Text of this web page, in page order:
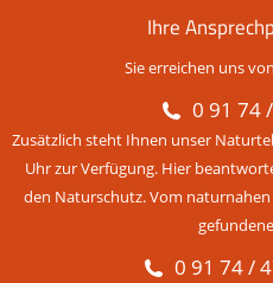
Ihre
Sie erreichen uns
0 91 74
Zusätzlich steht Ihnen unser
Uhr zur Verfügung. Hier
den Naturschutz. Vom
0 91 74 /